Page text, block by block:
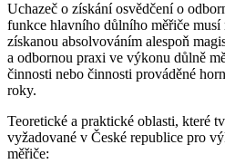
Uchazeč o získání osvědčení o
funkce hlavního důlního měřiče
získanou absolvováním alespoň
a odbornou praxi ve výkonu důlně
činnosti nebo činnosti prováděné
roky.
Teoretické a praktické oblasti, které
vyžadované v České republice pro
měřiče: